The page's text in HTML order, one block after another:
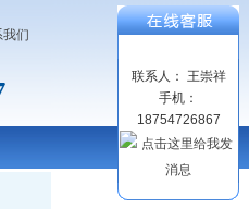
我们
联系人： 王崇祥
手机：
18754726867